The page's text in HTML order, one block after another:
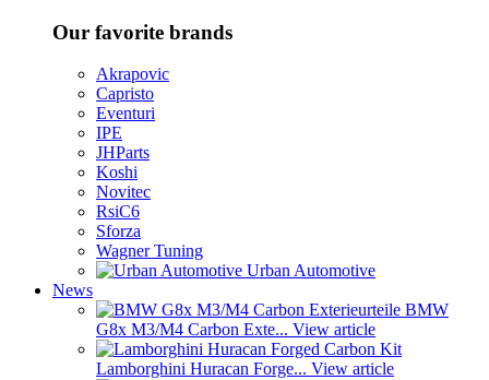
Our favorite brands
Akrapovic
Capristo
Eventuri
IPE
JHParts
Koshi
Novitec
RsiC6
Sforza
Wagner Tuning
Urban Automotive
News
BMW
G8x M3/M4 Carbon Exte... View article
Lamborghini Huracan Forge... View article